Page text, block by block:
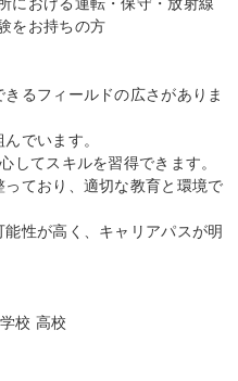
をお持ちの方
るフィールドの広さがありま
でいます。
してスキルを習得できます。
ており、適切な教育と環境で
性が高く、キャリアパスが明
校 高校